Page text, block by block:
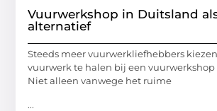
Vuurwerkshop in Duitsland
alternatief
Steeds meer vuurwerkliefhebbers
vuurwerk te halen bij een
Niet alleen vanwege het ruime
...